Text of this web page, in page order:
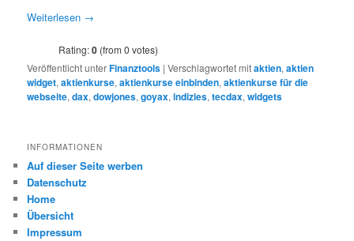
Weiterlesen →
Rating:0 (from 0 votes)
Veröffentlicht unterFinanztools |Verschlagwortet mitaktien,aktien
widget,aktienkurse,aktienkurse einbinden,aktienkurse für die
webseite,dax,dowjones,goyax,indizies,tecdax,widgets
INFORMATIONEN
Auf dieser Seite werben
Datenschutz
Home
Übersicht
Impressum